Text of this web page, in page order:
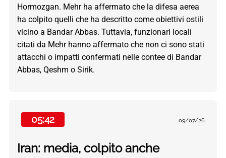
Hormozgan. Mehr ha affermato che la difesa aerea
ha colpito quelli che ha descritto come obiettivi ostili
vicino a Bandar Abbas. Tuttavia, funzionari locali
citati da Mehr hanno affermato che non ci sono stati
attacchi o impatti confermati nelle contee di Bandar
Abbas, Qeshm o Sirik.
05:42 09/07/26
Iran: media, colpito anche